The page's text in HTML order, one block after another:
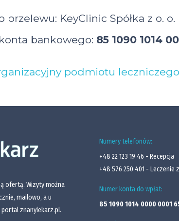
przelewu: KeyClinic Spółka z o.
bankowego: 85 1090 1014
podmiotu
ofertą. Wizyty można
mailowo, a u
znanylekarz.pl.
Numery telefonów:
+48 22 123 19 46 - Recepcja
+48 576 250 401 - Leczenie
Numer konta do wpłat:
85 1090 1014 0000 0001